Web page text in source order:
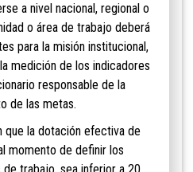
a nivel nacional, regional o
o área de trabajo deberá
para la misión institucional,
medición de los indicadores
responsable de la
de las metas.
la dotación efectiva de
momento de definir los